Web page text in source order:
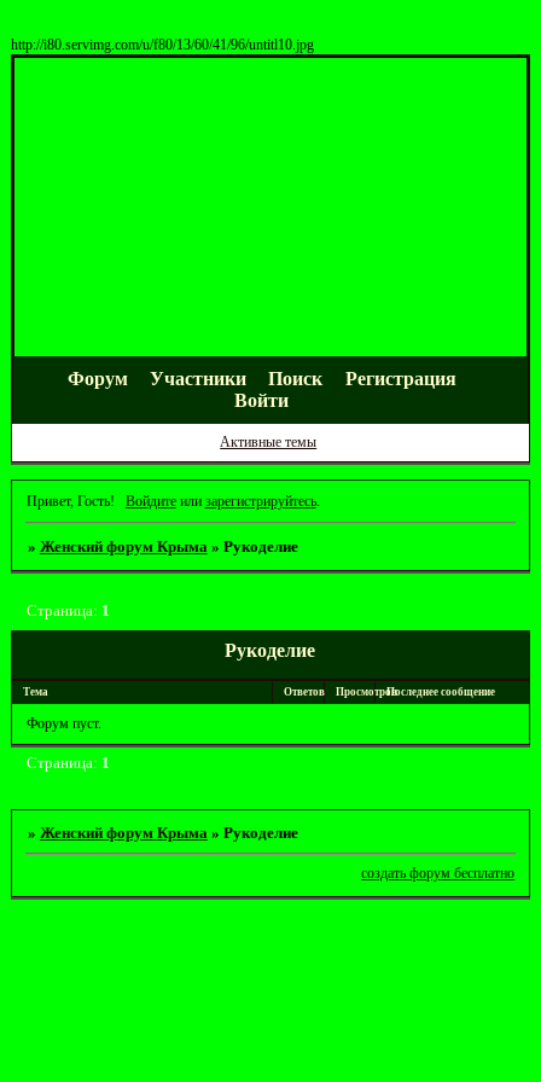
http://i80.servimg.com/u/f80/13/60/41/96/untitl10.jpg
Форум Участники Поиск
Регистрация
Войти
Активные темы
Привет, Гость! Войдитеили зарегистрируйтесь.
» Женский форум Крыма » Рукоделие
Рукоделие
Страница: 1
Тема Ответов ПросмотровПоследнее сообщение
Форум пуст.
Страница: 1
» Женский форум Крыма » Рукоделие
создать форум бесплатно